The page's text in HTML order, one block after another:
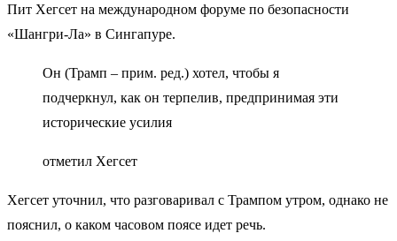
Пит Хегсет на международном форуме по безопасности
«Шангри-Ла» в Сингапуре.
Он (Трамп – прим. ред​​​.) хотел, чтобы я
подчеркнул, как он терпелив, предпринимая эти
исторические усилия
отметил Хегсет
Хегсет уточнил, что разговаривал с Трампом утром, однако не
пояснил, о каком часовом поясе идет речь.